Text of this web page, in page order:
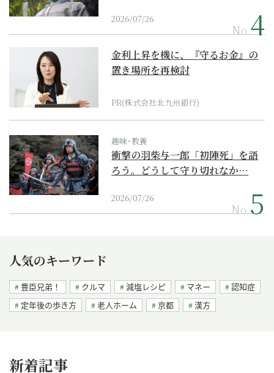
2026/07/26
No.
金利上昇を機に、『守るお金』の
置き場所を再検討
PR(株式会社北九州銀行)
趣味･教養
衝撃の羽柴与一郎「初陣死」を語
ろう。どうして守り切れなか…
2026/07/26
No.
人気のキーワード
豊臣兄弟！ クルマ 減塩レシピ マネー
認知症
定年後の歩き方
老人ホーム 京都 漢方
新着記事